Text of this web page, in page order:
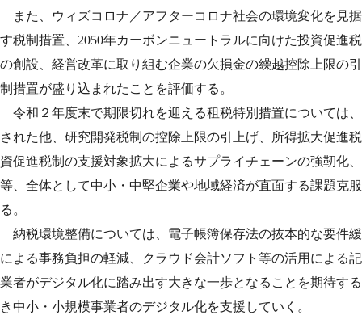
また、ウィズコロナ／アフターコロナ社会の環境変化を見
す税制措置、 2050年カーボンニュートラルに向けた投資促進
の創設、経営改革に取り組む企業の欠損金の繰越控除上限の
制措置が盛り込まれたことを評価する。
令和２年度末で期限切れを迎える租税特別措置については
された他、研究開発税制の控除上限の引上げ、所得拡大促進
資促進税制の支援対象拡大によるサプライチェーンの強靭化
等、全体として中小・中堅企業や地域経済が直面する課題克
る。
納税環境整備については、電子帳簿保存法の抜本的な要件
による事務負担の軽減、クラウド会計ソフト等の活用による
業者がデジタル化に踏み出す大きな一歩となることを期待す
き中小・小規模事業者のデジタル化を支援していく。